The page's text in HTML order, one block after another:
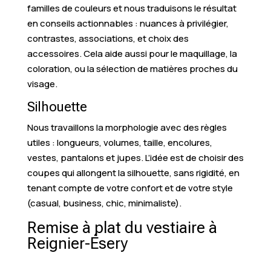
familles de couleurs et nous traduisons le résultat
en conseils actionnables : nuances à privilégier,
contrastes, associations, et choix des
accessoires. Cela aide aussi pour le maquillage, la
coloration, ou la sélection de matières proches du
visage.
Silhouette
Nous travaillons la morphologie avec des règles
utiles : longueurs, volumes, taille, encolures,
vestes, pantalons et jupes. L’idée est de choisir des
coupes qui allongent la silhouette, sans rigidité, en
tenant compte de votre confort et de votre style
(casual, business, chic, minimaliste).
Remise à plat du vestiaire à
Reignier-Ésery